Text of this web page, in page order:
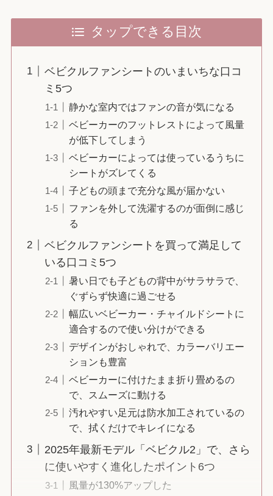
タップできる目次
ベビクルファンシートのいまいちな口コ
ミ5つ
静かな室内ではファンの音が気になる
ベビーカーのフットレストによって風量
が低下してしまう
ベビーカーによっては使っているうちに
シートがズレてくる
子どもの頭まで充分な風が届かない
ファンを外して洗濯するのが面倒に感じ
る
ベビクルファンシートを買って満足して
いる口コミ5つ
暑い日でも子どもの背中がサラサラで、
ぐずらず快適に過ごせる
幅広いベビーカー・チャイルドシートに
適合するので使い分けができる
デザインがおしゃれで、カラーバリエー
ションも豊富
ベビーカーに付けたまま折り畳めるの
で、スムーズに動ける
汚れやすい足元は防水加工されているの
で、拭くだけでキレイになる
2025年最新モデル「ベビクル2」で、さら
に使いやすく進化したポイント6つ
風量が130%アップした